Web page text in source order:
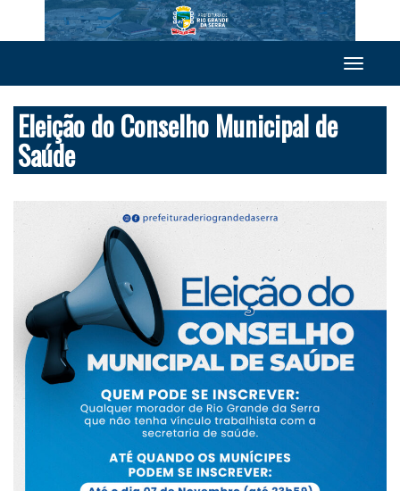
Toggle
navigation
Eleição do Conselho Municipal de
Saúde